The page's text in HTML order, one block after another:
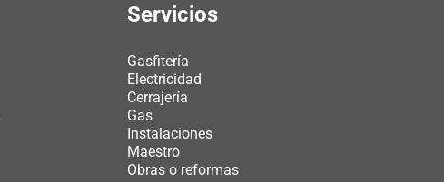
Servicios
Gasfitería
Electricidad
Cerrajería
Gas
Instalaciones
Maestro
Obras o reformas